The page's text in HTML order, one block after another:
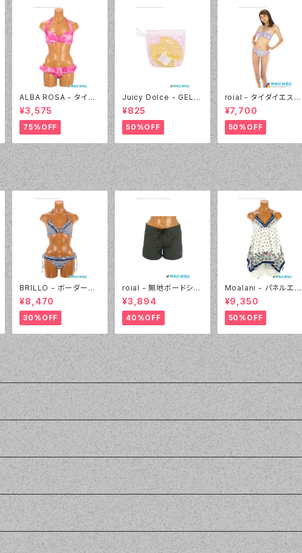
ALBA ROSA - タイダ
イ バンドゥ（14407 - 1
2:ピンク）
¥3,575
75%OFF
Juicy Dolce - GEL P
AD ジェルパッド（030
- 40:イエロー）
¥825
50%OFF
roial - タイダイエスニ
ック＆デニムプリント（2
4405 - 80:パープル）
¥7,700
50%OFF
BRILLO - ボーダー&
デニムビキニ（3311 - 0
5:ブラック）
¥8,470
30%OFF
roial - 無地ボードショ
ーツ（22430 - 30:ブラ
ウン）
¥3,894
40%OFF
Moalani - パネルエス
ニック 4点セット（3605
- 01:ホワイト）
¥9,350
50%OFF